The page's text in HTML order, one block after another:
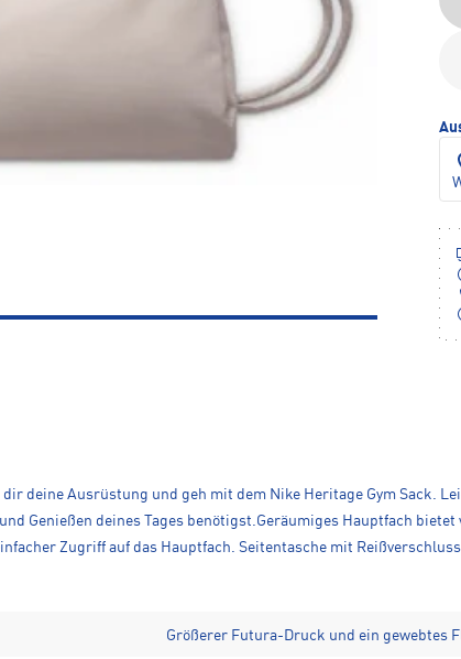
dir deine Ausrüstung und geh mit dem Nike Heritage Gym Sack.
Genießen deines Tages benötigst.Geräumiges Hauptfach
Zugriff auf das Hauptfach. Seitentasche mit
Größerer Futura-Druck und ein gewebtes